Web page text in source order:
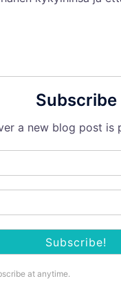
Subscribe
a new blog post is
at anytime.